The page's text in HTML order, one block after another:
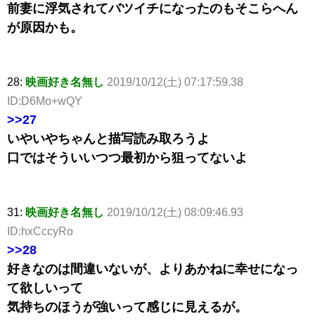
前妻に浮気されてバツイチになったのもそこらへん
が原因かも。
28: 映画好き名無し 2019/10/12(土) 07:17:59.38
ID:D6Mo+wQY
>>27
いやいやちゃんと描写読み取ろうよ
口ではそういいつつ最初から狙ってないよ
31: 映画好き名無し 2019/10/12(土) 08:09:46.93
ID:hxCccyRo
>>28
好きなのは間違いないが、よりあかねに幸せになっ
て欲しいって
気持ちのほうが強いって感じに見えるが。